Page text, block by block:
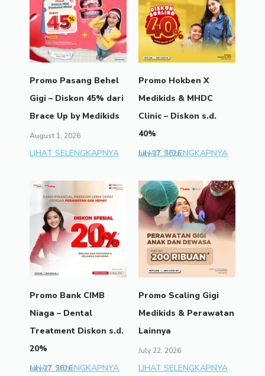
Promo Pasang Behel
Gigi – Diskon 45% dari
Brace Up by Medikids
August 1, 2026
LIHAT SELENGKAPNYA
Promo Hokben X
Medikids & MHDC
Clinic – Diskon s.d.
40%
July 27, 2026
LIHAT SELENGKAPNYA
Promo Bank CIMB
Niaga – Dental
Treatment Diskon s.d.
20%
July 27, 2026
LIHAT SELENGKAPNYA
Promo Scaling Gigi
Medikids & Perawatan
Lainnya
July 22, 2026
LIHAT SELENGKAPNYA